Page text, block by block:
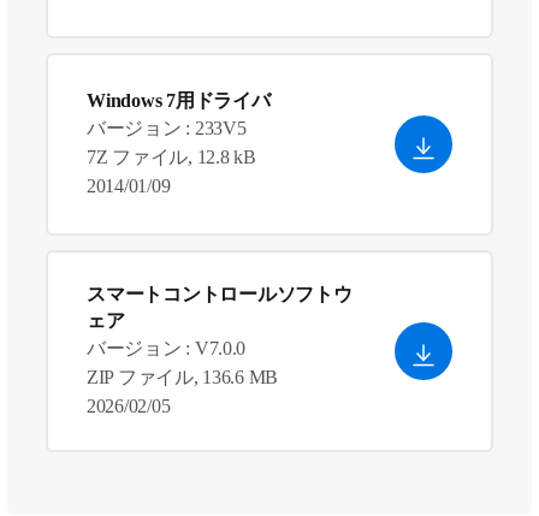
Windows 7用ドライバ
バージョン : 233V5
7Z ファイル, 12.8 kB
2014/01/09
スマートコントロールソフトウ
ェア
バージョン : V7.0.0
ZIP ファイル, 136.6 MB
2026/02/05